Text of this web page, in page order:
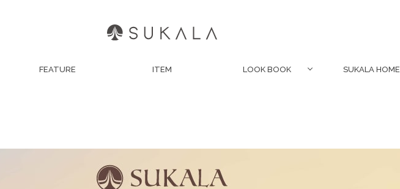
FEATURE ITEM LOOK BOOK SUKALA HOME